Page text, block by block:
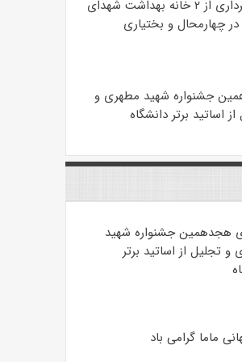
بهره ‌برداری از ۲ خانه بهداشت شهدای
چهارمحال و بختیاری
جشنواره شهید مطهری و
اساتید برتر دانشگاه
هجدهمین جشنواره شهید
و تجلیل از اساتید برتر
ماما گرامی باد